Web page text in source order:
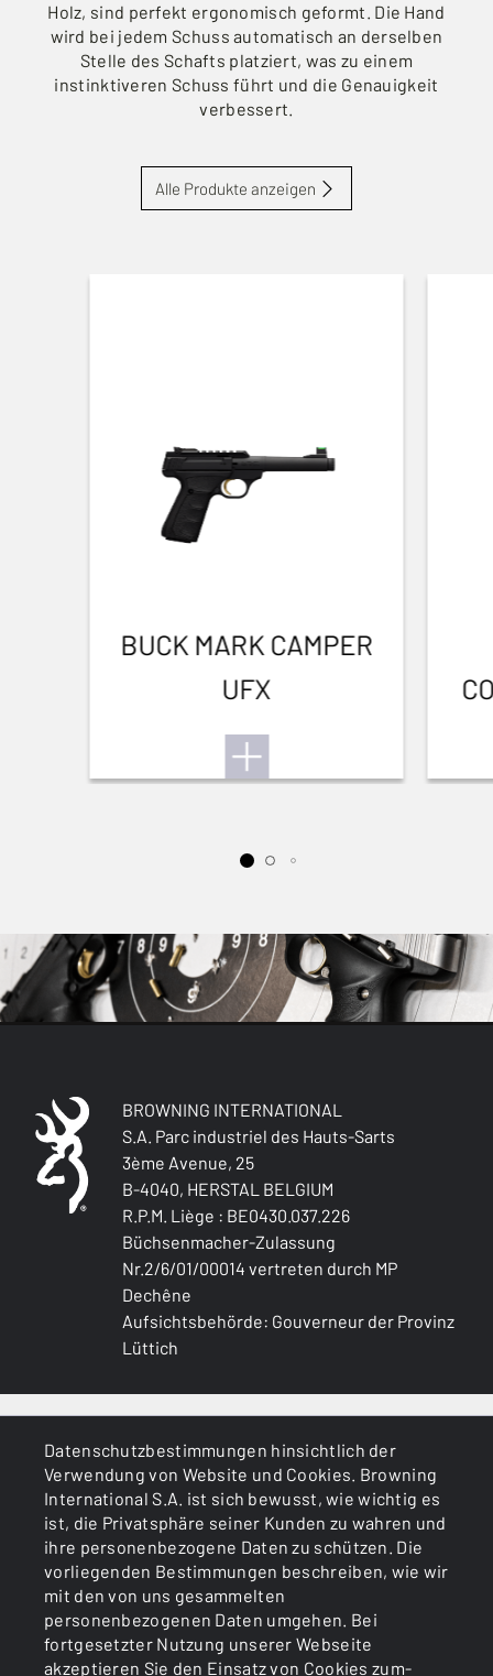
Datenschutzbestimmungen hinsichtlich der
Verwendung von Website und Cookies. Browning
International S.A. ist sich bewusst, wie wichtig es
ist, die Privatsphäre seiner Kunden zu wahren und
ihre personenbezogene Daten zu schützen. Die
vorliegenden Bestimmungen beschreiben, wie wir
mit den von uns gesammelten
personenbezogenen Daten umgehen. Bei
fortgesetzter Nutzung unserer Webseite
akzeptieren Sie den Einsatz von Cookies zum-
Holz, sind perfekt ergonomisch geformt. Die Hand
wird bei jedem Schuss automatisch an derselben
Stelle des Schafts platziert, was zu einem
instinktiveren Schuss führt und die Genauigkeit
verbessert.
Alle Produkte anzeigen
BUCK MARK CAMPER
UFX
BROWNING INTERNATIONAL
S.A. Parc industriel des Hauts-Sarts
3ème Avenue, 25
B-4040, HERSTAL BELGIUM
R.P.M. Liège : BE0430.037.226
Büchsenmacher-Zulassung
Nr.2/6/01/00014 vertreten durch MP
Dechêne
Aufsichtsbehörde: Gouverneur der Provinz
Lüttich
DIENSTLEISTUNGEN